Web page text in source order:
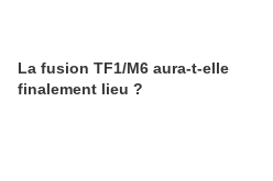
La fusion TF1/M6 aura-t-elle
finalement lieu ?